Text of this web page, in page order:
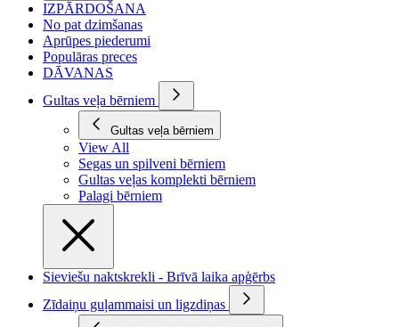
IZPĀRDOŠANA
No pat dzimšanas
Aprūpes piederumi
Populāras preces
DĀVANAS
Gultas veļa bērniem
Gultas veļa bērniem
View All
Segas un spilveni bērniem
Gultas veļas komplekti bērniem
Palagi bērniem
Sieviešu naktskrekli - Brīvā laika apģērbs
Zīdaiņu guļammaisi un ligzdiņas